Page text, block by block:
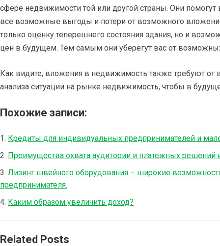
сфере недвижимости той или другой страны. Они
все возможные выгоды и потери от возможного
только оценку теперешнего состояния здания, но и
цен в будущем. Тем самым они уберегут вас от
Как видите, вложения в недвижимость также требуют от
анализа ситуации на рынке недвижимость, чтобы в
Похожие записи:
Кредиты для индивидуальных предпринимателей и
Преимущества охвата аудитории и платежных решений
Лизинг швейного оборудования – широкие
предпринимателя.
Каким образом увеличить доход?
Related Posts